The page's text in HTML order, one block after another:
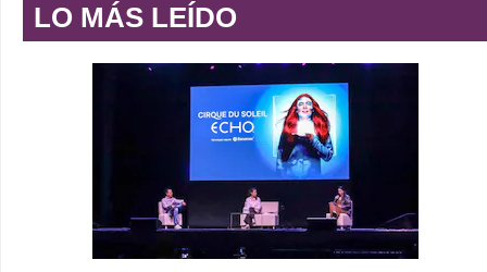
LO MÁS LEÍDO